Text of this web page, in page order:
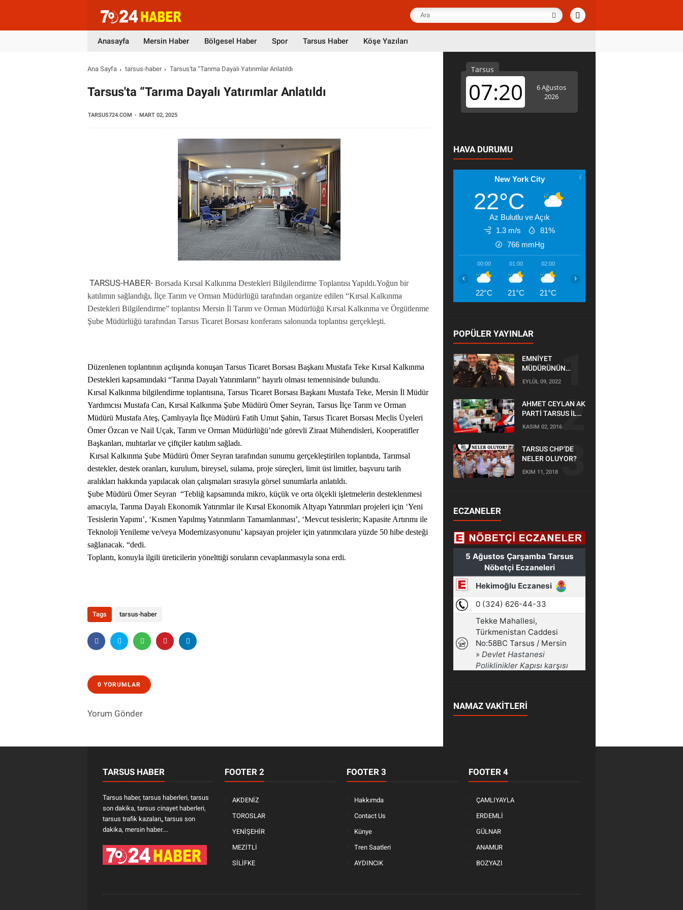
Anasayfa Mersin Haber Bölgesel Haber Spor Tarsus Haber Köşe Yazıları
Ana Sayfa tarsus-haber Tarsus'ta “Tarıma Dayalı Yatırımlar Anlatıldı
Tarsus'ta “Tarıma Dayalı Yatırımlar Anlatıldı
TARSUS724.COM MART 02, 2025
TARSUS-HABER- Borsada Kırsal Kalkınma Destekleri Bilgilendirme Toplantısı Yapıldı.Yoğun bir
katılımın sağlandığı, İlçe Tarım ve Orman Müdürlüğü tarafından organize edilen “Kırsal Kalkınma
Destekleri Bilgilendirme” toplantısı Mersin İl Tarım ve Orman Müdürlüğü Kırsal Kalkınma ve Örgütlenme
Şube Müdürlüğü tarafından Tarsus Ticaret Borsası konferans salonunda toplantısı gerçekleşti.
Düzenlenen toplantının açılışında konuşan Tarsus Ticaret Borsası Başkanı Mustafa Teke Kırsal Kalkınma
Destekleri kapsamındaki “Tarıma Dayalı Yatırımların” hayırlı olması temennisinde bulundu.
Kırsal Kalkınma bilgilendirme toplantısına, Tarsus Ticaret Borsası Başkanı Mustafa Teke, Mersin İl Müdür
Yardımcısı Mustafa Can, Kırsal Kalkınma Şube Müdürü Ömer Seyran, Tarsus İlçe Tarım ve Orman
Müdürü Mustafa Ateş, Çamlıyayla İlçe Müdürü Fatih Umut Şahin, Tarsus Ticaret Borsası Meclis Üyeleri
Ömer Özcan ve Nail Uçak, Tarım ve Orman Müdürlüğü’nde görevli Ziraat Mühendisleri, Kooperatifler
Başkanları, muhtarlar ve çiftçiler katılım sağladı.
Kırsal Kalkınma Şube Müdürü Ömer Seyran tarafından sunumu gerçekleştirilen toplantıda, Tarımsal
destekler, destek oranları, kurulum, bireysel, sulama, proje süreçleri, limit üst limitler, başvuru tarih
aralıkları hakkında yapılacak olan çalışmaları sırasıyla görsel sunumlarla anlatıldı.
Şube Müdürü Ömer Seyran “Tebliğ kapsamında mikro, küçük ve orta ölçekli işletmelerin desteklenmesi
amacıyla, Tarıma Dayalı Ekonomik Yatırımlar ile Kırsal Ekonomik Altyapı Yatırımları projeleri için ‘Yeni
Tesislerin Yapımı’, ‘Kısmen Yapılmış Yatırımların Tamamlanması’, ‘Mevcut tesislerin; Kapasite Artırımı ile
Teknoloji Yenileme ve/veya Modernizasyonunu’ kapsayan projeler için yatırımcılara yüzde 50 hibe desteği
sağlanacak. “dedi.
Toplantı, konuyla ilgili üreticilerin yönelttiği soruların cevaplanmasıyla sona erdi.
Tags tarsus-haber
0 YORUMLAR
Yorum Gönder
HAVA DURUMU
New York City
22°C
Az Bulutlu ve Açık
1.3 m/s
81%
766 mmHg
00:00
22°C
01:00
21°C
02:00
21°C
‹ ›
POPÜLER YAYINLAR
EMNİYET
MÜDÜRÜNÜN
OĞLU KAZADA
EYLÜL 09, 2022
AHMET CEYLAN AK
PARTİ TARSUS İLÇE
BAŞKANLIĞI İÇİN
KASIM 02, 2016
TARSUS CHP’DE
NELER OLUYOR?
EKIM 11, 2018
ECZANELER
NAMAZ VAKİTLERİ
TARSUS HABER
Tarsus haber, tarsus haberleri, tarsus
son dakika, tarsus cinayet haberleri,
tarsus trafik kazaları„ tarsus son
dakika, mersin haber....
FOOTER 2
AKDENİZ
TOROSLAR
YENİŞEHİR
MEZİTLİ
SİLİFKE
FOOTER 3
Hakkımda
Contact Us
Künye
Tren Saatleri
AYDINCIK
FOOTER 4
ÇAMLIYAYLA
ERDEMLİ
GÜLNAR
ANAMUR
BOZYAZI